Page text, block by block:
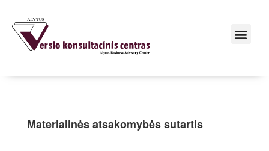
Materialinės atsakomybės sutartis